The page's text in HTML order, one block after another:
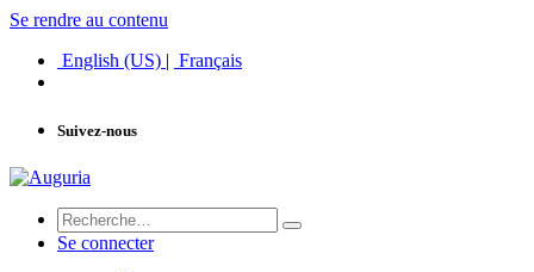
Se rendre au contenu
English (US) | Français
Suivez-nous
Se connecter